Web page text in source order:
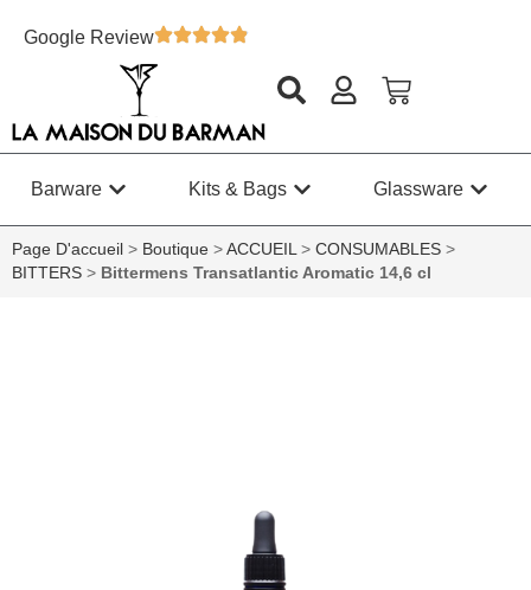
Google Review
Barware Kits & Bags Glassware
Page D'accueil > Boutique > ACCUEIL> CONSUMABLES >
BITTERS > Bittermens Transatlantic Aromatic 14,6 cl